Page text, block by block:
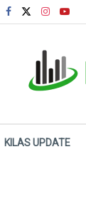
KILAS UPDATE